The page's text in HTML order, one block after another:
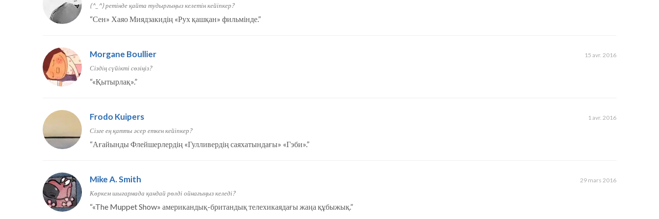
(^_^) ретінде қайта тудырғыңыз келетін кейіпкер?
“Сен» Хаяо Миядзакидің «Рух қашқан» фильмінде.”
Morgane Boullier 15 avr. 2016
Сіздің сүйікті сөзіңіз?
“«Қытырлақ».”
Frodo Kuipers 1 avr. 2016
Сізге ең қатты әсер еткен кейіпкер?
“Ағайынды Флейшерлердің «Гулливердің саяхатындағы» «Гэби».”
Mike A. Smith 29 mars 2016
Көркем шығармада қандай рөлді ойнағыңыз келеді?
“«The Muppet Show» американдық-британдық телехикаядағы жаңа құбыжық.”